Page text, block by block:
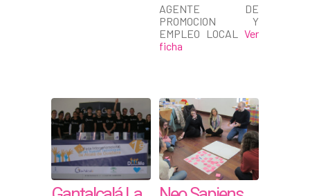
AGENTE DE
PROMOCION Y
EMPLEO LOCAL Ver
ficha